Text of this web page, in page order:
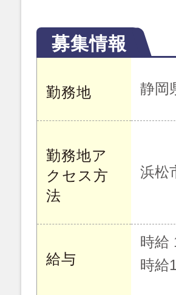
募集情報
勤務地 静岡
勤務地ア
クセス方
法
浜松
給与
時給
時給